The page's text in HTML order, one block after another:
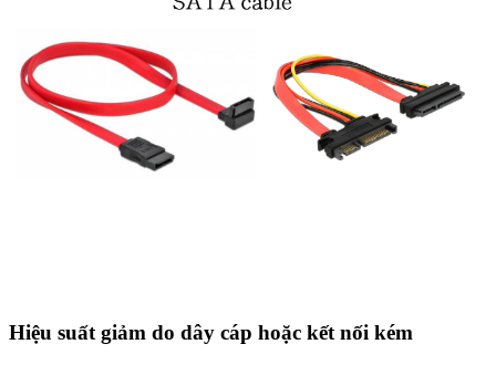
Hiệu suất giảm do dây cáp hoặc kết nối kém